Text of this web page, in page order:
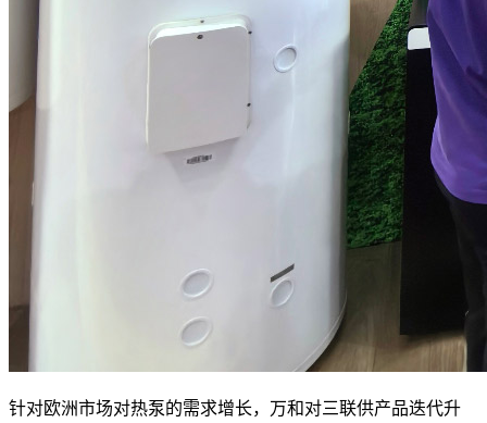
针对欧洲市场对热泵的需求增长，万和对三联供产品迭代升